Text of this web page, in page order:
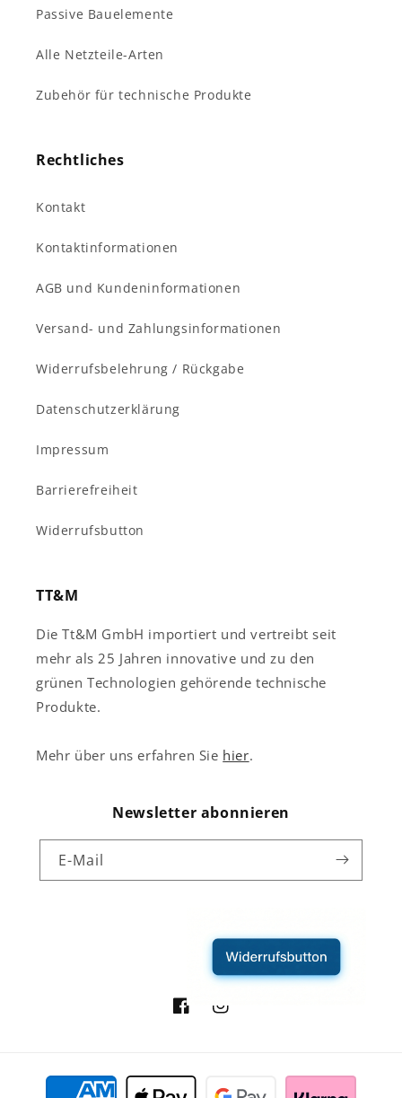
Passive Bauelemente
Alle Netzteile-Arten
Zubehör für technische Produkte
Rechtliches
Kontakt
Kontaktinformationen
AGB und Kundeninformationen
Versand- und Zahlungsinformationen
Widerrufsbelehrung / Rückgabe
Datenschutzerklärung
Impressum
Barrierefreiheit
Widerrufsbutton
TT&M
Die Tt&M GmbH importiert und vertreibt seit
mehr als 25 Jahren innovative und zu den
grünen Technologien gehörende technische
Produkte.
Mehr über uns erfahren Sie hier.
Newsletter abonnieren
E-Mail
FacebookInstagram
Zahlungsmethoden